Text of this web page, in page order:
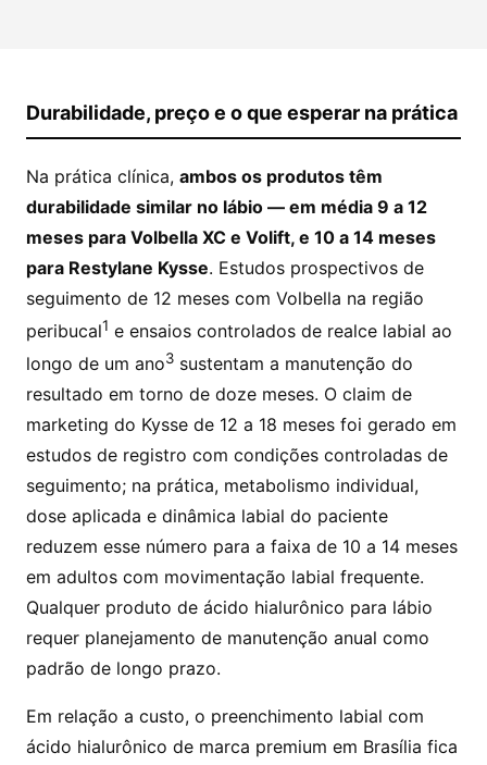
Durabilidade, preço e o que esperar na prática
Na prática clínica, ambos os produtos têm
durabilidade similar no lábio — em média 9 a 12
meses para Volbella XC e Volift, e 10 a 14 meses
para Restylane Kysse. Estudos prospectivos de
seguimento de 12 meses com Volbella na região
peribucal1 e ensaios controlados de realce labial ao
longo de um ano3 sustentam a manutenção do
resultado em torno de doze meses. O claim de
marketing do Kysse de 12 a 18 meses foi gerado em
estudos de registro com condições controladas de
seguimento; na prática, metabolismo individual,
dose aplicada e dinâmica labial do paciente
reduzem esse número para a faixa de 10 a 14 meses
em adultos com movimentação labial frequente.
Qualquer produto de ácido hialurônico para lábio
requer planejamento de manutenção anual como
padrão de longo prazo.
Em relação a custo, o preenchimento labial com
ácido hialurônico de marca premium em Brasília fica